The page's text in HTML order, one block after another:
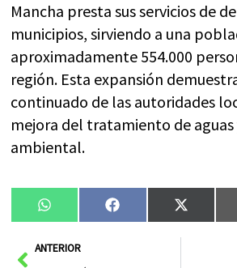
Mancha presta sus servicios de
municipios, sirviendo a una
aproximadamente 554.000
región. Esta expansión
continuado de las autoridades
mejora del tratamiento de aguas
ambiental.
Compartir
en
WhatsAppCompartir
en
Facebook
en
X
AntANTERIOR